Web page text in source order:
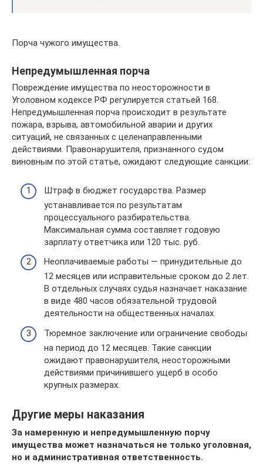
Порча чужого имущества.
Непредумышленная порча
Повреждение имущества по неосторожности в
Уголовном кодексе РФ регулируется статьей 168.
Непредумышленная порча происходит в результате
пожара, взрыва, автомобильной аварии и других
ситуаций, не связанных с целенаправленными
действиями. Правонарушителя, признанного судом
виновным по этой статье, ожидают следующие санкции:
Штраф в бюджет государства. Размер
устанавливается по результатам
процессуального разбирательства.
Максимальная сумма составляет годовую
зарплату ответчика или 120 тыс. руб.
Неоплачиваемые работы — принудительные до
12 месяцев или исправительные сроком до 2 лет.
В отдельных случаях судья назначает наказание
в виде 480 часов обязательной трудовой
деятельности на общественных началах.
Тюремное заключение или ограничение свободы
на период до 12 месяцев. Такие санкции
ожидают правонарушителя, неосторожными
действиями причинившего ущерб в особо
крупных размерах.
Другие меры наказания
За намеренную и непредумышленную порчу
имущества может назначаться не только уголовная,
но и административная ответственность.